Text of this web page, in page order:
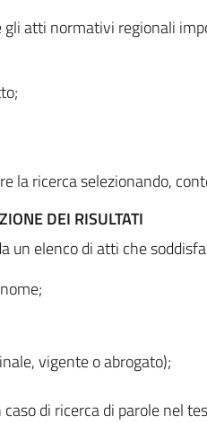
gli atti normativi regionali
la ricerca selezionando,
DEI RISULTATI
un elenco di atti che
vigente o abrogato);
di ricerca di parole nel